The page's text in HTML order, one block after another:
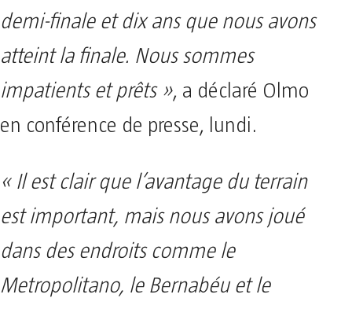
demi-finale et dix ans que nous avons
atteint la finale. Nous sommes
impatients et prêts », a déclaré Olmo
en conférence de presse, lundi.
« Il est clair que l’avantage du terrain
est important, mais nous avons joué
dans des endroits comme le
Metropolitano, le Bernabéu et le